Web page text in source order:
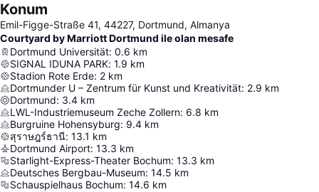
Konum
Emil-Figge-Straße 41, 44227, Dortmund, Almanya
Courtyard by Marriott Dortmund ile olan mesafe
Dortmund Universität: 0.6 km
SIGNAL IDUNA PARK: 1.9 km
Stadion Rote Erde: 2 km
Dortmunder U – Zentrum für Kunst und Kreativität: 2.9 km
Dortmund: 3.4 km
LWL-Industriemuseum Zeche Zollern: 6.8 km
Burgruine Hohensyburg: 9.4 km
สุราษฎร์ธานี: 13.1 km
Dortmund Airport: 13.3 km
Starlight-Express-Theater Bochum: 13.3 km
Deutsches Bergbau-Museum: 14.5 km
Schauspielhaus Bochum: 14.6 km